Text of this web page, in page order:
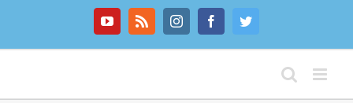
YouTubeRss InstagramFacebookTwitter